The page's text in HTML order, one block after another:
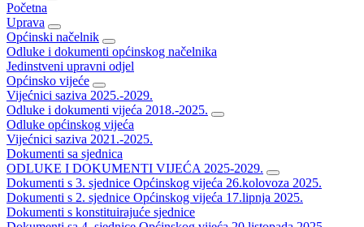
Početna
Uprava
Općinski načelnik
Odluke i dokumenti općinskog načelnika
Jedinstveni upravni odjel
Općinsko vijeće
Vijećnici saziva 2025.-2029.
Odluke i dokumenti vijeća 2018.-2025.
Odluke općinskog vijeća
Vijećnici saziva 2021.-2025.
Dokumenti sa sjednica
ODLUKE I DOKUMENTI VIJEĆA 2025-2029.
Dokumenti s 3. sjednice Općinskog vijeća 26.kolovoza 2025.
Dokumenti s 2. sjednice Općinskog vijeća 17.lipnja 2025.
Dokumenti s konstituirajuće sjednice